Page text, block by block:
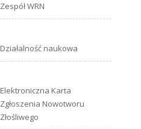
Zespół WRN
Działalność naukowa
Elektroniczna Karta
Zgłoszenia Nowotworu
Złośliwego